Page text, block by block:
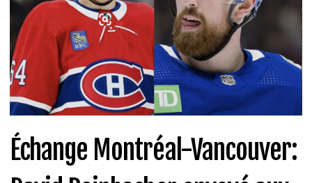
Échange Montréal-Vancouver: